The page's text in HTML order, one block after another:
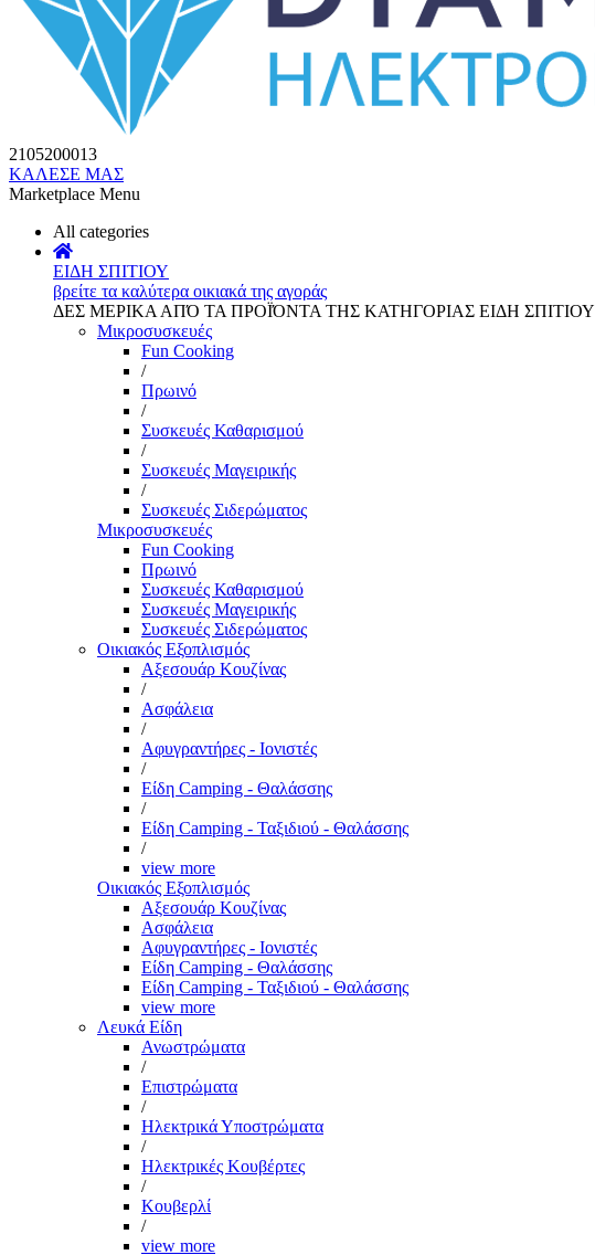
2105200013
ΚΑΛΕΣΕ ΜΑΣ
Marketplace Menu
All categories
ΕΙΔΗ ΣΠΙΤΙΟΥ
βρείτε τα καλύτερα οικιακά της αγοράς
ΔΕΣ ΜΕΡΙΚΑ ΑΠΌ ΤΑ ΠΡΟΪΌΝΤΑ ΤΗΣ ΚΑΤΗΓΟΡΙΑΣ ΕΙΔΗ ΣΠΙΤΙΟΥ
Μικροσυσκευές
Fun Cooking
/
Πρωινό
/
Συσκευές Καθαρισμού
/
Συσκευές Μαγειρικής
/
Συσκευές Σιδερώματος
Μικροσυσκευές
Fun Cooking
Πρωινό
Συσκευές Καθαρισμού
Συσκευές Μαγειρικής
Συσκευές Σιδερώματος
Οικιακός Εξοπλισμός
Αξεσουάρ Κουζίνας
/
Ασφάλεια
/
Αφυγραντήρες - Ιονιστές
/
Είδη Camping - Θαλάσσης
/
Είδη Camping - Ταξιδιού - Θαλάσσης
/
view more
Οικιακός Εξοπλισμός
Αξεσουάρ Κουζίνας
Ασφάλεια
Αφυγραντήρες - Ιονιστές
Είδη Camping - Θαλάσσης
Είδη Camping - Ταξιδιού - Θαλάσσης
view more
Λευκά Είδη
Ανωστρώματα
/
Επιστρώματα
/
Ηλεκτρικά Υποστρώματα
/
Ηλεκτρικές Κουβέρτες
/
Κουβερλί
/
view more